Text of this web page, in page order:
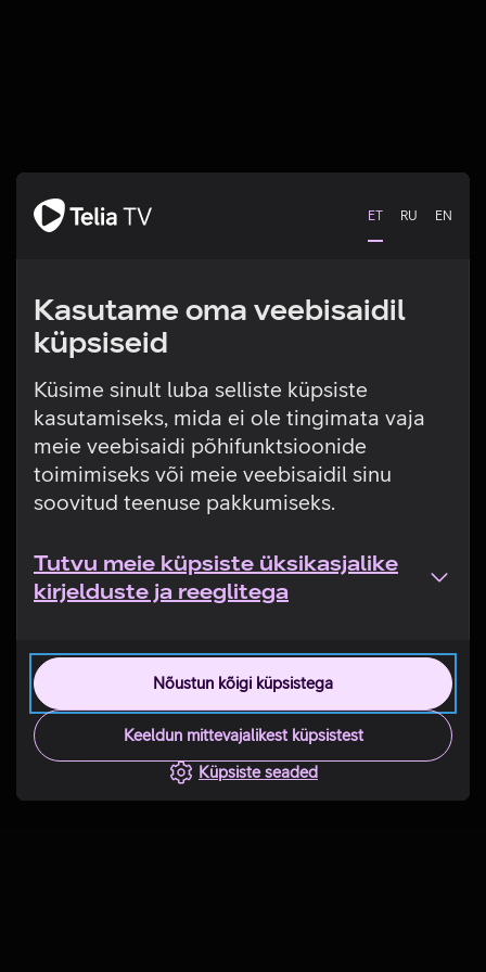
ET RU EN
Kasutame oma veebisaidil
küpsiseid
Küsime sinult luba selliste küpsiste
kasutamiseks, mida ei ole tingimata vaja
meie veebisaidi põhifunktsioonide
toimimiseks või meie veebisaidil sinu
soovitud teenuse pakkumiseks.
Tutvu meie küpsiste üksikasjalike
kirjelduste ja reeglitega
Nõustun kõigi küpsistega
Keeldun mittevajalikest küpsistest
Küpsiste seaded
Tehniline viga